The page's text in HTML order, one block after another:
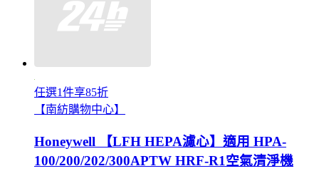
任選1件享85折
【南紡購物中心】
Honeywell 【LFH HEPA濾心】適用 HPA-
100/200/202/300APTW HRF-R1空氣清淨機